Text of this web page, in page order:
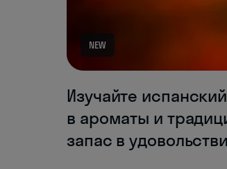
NEW
Изучайте
в ароматы и
запас в